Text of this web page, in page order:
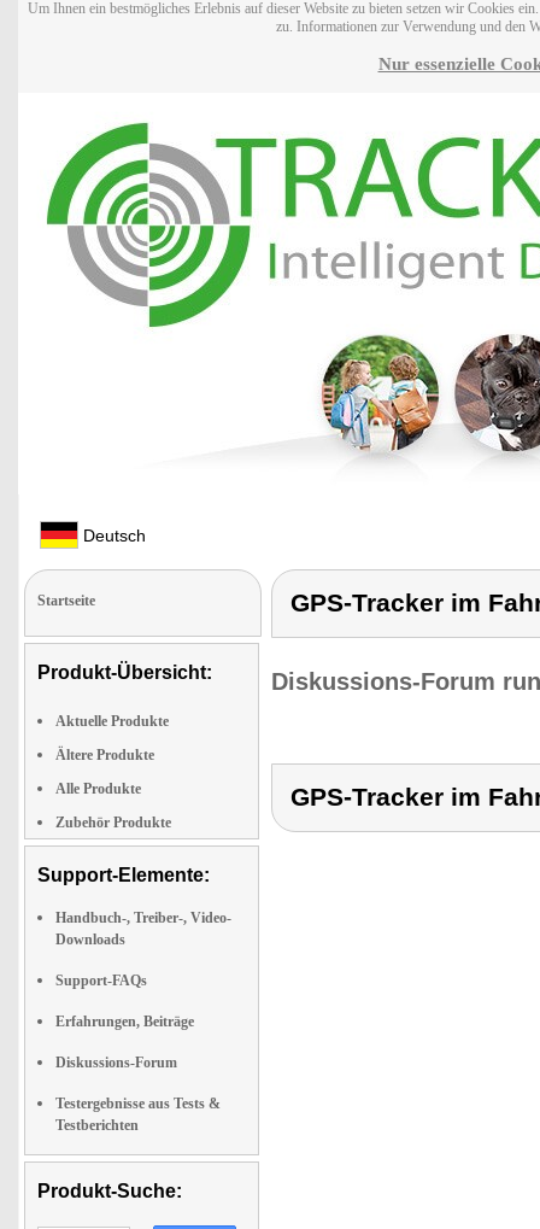
Um Ihnen ein bestmögliches Erlebnis auf dieser Website zu bieten setzen wir Cookies
zu. Informationen zur Verwendung und den
Nur essenzielle
Deutsch
Startseite
Produkt-Übersicht:
Aktuelle Produkte
Ältere Produkte
Alle Produkte
Zubehör Produkte
Support-Elemente:
Handbuch-, Treiber-, Video-
Downloads
Support-FAQs
Erfahrungen, Beiträge
Diskussions-Forum
Testergebnisse aus Tests &
Testberichten
Produkt-Suche:
GPS-Tracker im
Diskussions-Forum
GPS-Tracker im